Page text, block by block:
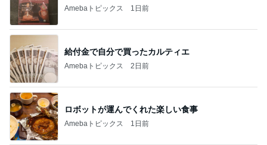
Amebaトピックス 1日前
給付金で自分で買ったカルティエ
Amebaトピックス 2日前
ロボットが運んでくれた楽しい食事
Amebaトピックス 1日前